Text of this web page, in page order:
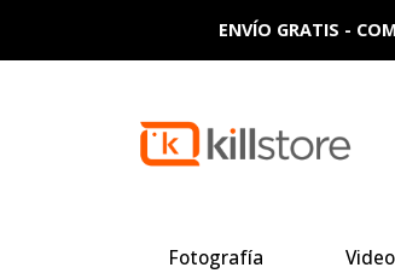
Fotografía Video
ENVÍO GRATIS -